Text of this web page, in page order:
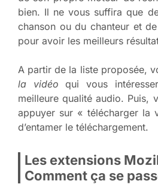
bien. Il ne vous suffira que
chanson ou du chanteur et
pour avoir les meilleurs
A partir de la liste proposée,
la vidéo qui vous
meilleure qualité audio. Puis,
appuyer sur « télécharger la
d’entamer le téléchargement.
Les extensions
Comment ça se